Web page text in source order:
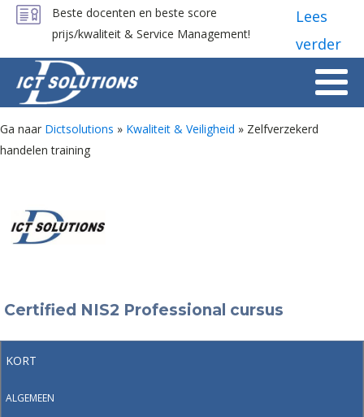
Beste docenten en beste score
prijs/kwaliteit & Service Management!
Lees
verder
Ga naar Dictsolutions » Kwaliteit & Veiligheid » Zelfverzekerd
handelen training
Certified NIS2 Professional cursus
KORT
ALGEMEEN